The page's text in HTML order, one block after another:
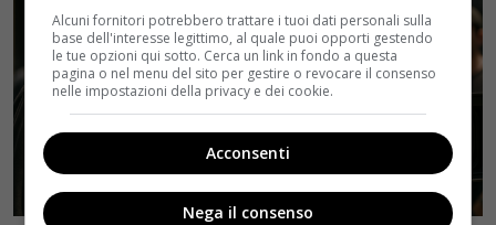
Alcuni fornitori potrebbero trattare i tuoi dati personali sulla
base dell'interesse legittimo, al quale puoi opporti gestendo
le tue opzioni qui sotto. Cerca un link in fondo a questa
pagina o nel menu del sito per gestire o revocare il consenso
nelle impostazioni della privacy e dei cookie.
Acconsenti
Nega il consenso